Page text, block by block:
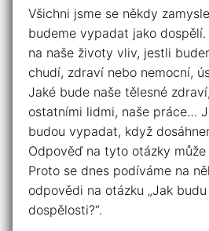
Všichni jsme se někdy
budeme vypadat jako
na naše životy vliv, jestli
chudí, zdraví nebo nemocní,
Jaké bude naše tělesné
ostatními lidmi, naše práce…
budou vypadat, když
Odpověď na tyto otázky
Proto se dnes podíváme na
odpovědi na otázku „Jak
dospělosti?“.